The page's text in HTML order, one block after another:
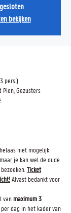
bekijken
pers.)
Pien, Gezusters
niet mogelijk
je kan wel de oude
Ticket
Alvast bedankt voor
van maximum 3
per dag in het kader van